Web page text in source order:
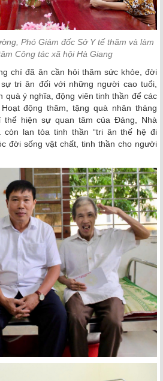
Phó Giám đốc Sở Y tế thăm và làm
Công tác xã hội Hà Giang
chí đã ân cần hỏi thăm sức khỏe, đời
tri ân đối với những người cao tuổi,
quà ý nghĩa, động viên tinh thần để các
động thăm, tặng quà nhân tháng
thể hiện sự quan tâm của Đảng, Nhà
lan tỏa tinh thần “tri ân thế hệ đi
đời sống vật chất, tinh thần cho người